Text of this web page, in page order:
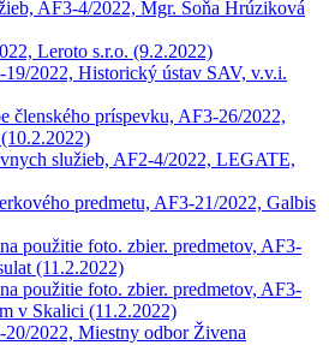
AF3-4/2022, Mgr. Soňa Hrúziková
Leroto s.r.o. (9.2.2022)
2022, Historický ústav SAV, v.v.i.
členského príspevku, AF3-26/2022,
služieb, AF2-4/2022, LEGATE,
predmetu, AF3-21/2022, Galbis
použitie foto. zbier. predmetov, AF3-
(11.2.2022)
použitie foto. zbier. predmetov, AF3-
v Skalici (11.2.2022)
2022, Miestny odbor Živena